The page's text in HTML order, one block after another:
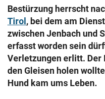
search
eingeben
© Krone Multimedia GmbH &
Muthgasse 2, 1190 Wien
Bestürzung herrscht
Tirol , bei dem am
zwischen Jenbach und
erfasst worden sein
Verletzungen erlitt. Der
den Gleisen holen
Hund kam ums Leben.